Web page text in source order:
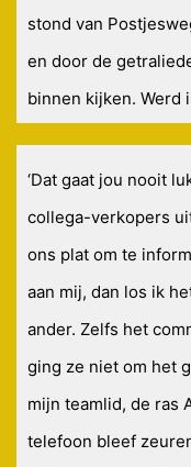
stond van
en door de
binnen kijken. Werd
‘Dat gaat jou nooit
collega-verkopers
ons plat om te
aan mij, dan los ik
ander. Zelfs het
ging ze niet om het
mijn teamlid, de ras
telefoon bleef